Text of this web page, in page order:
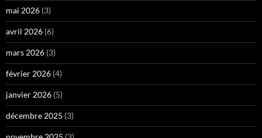
mai 2026 (3)
avril 2026 (6)
mars 2026 (3)
février 2026 (4)
janvier 2026 (5)
décembre 2025 (3)